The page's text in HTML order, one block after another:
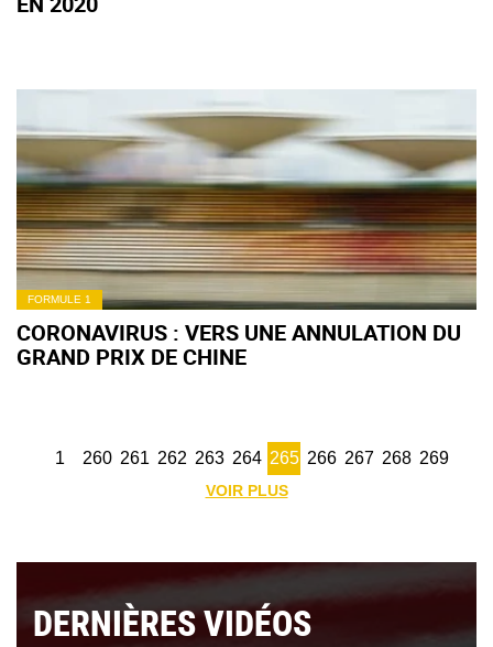
FORMULE 1
CORONAVIRUS : VERS UNE ANNULATION DU
GRAND PRIX DE CHINE
1 260 261 262 263 264 265 266 267 268 269
VOIR PLUS
DERNIÈRES VIDÉOS